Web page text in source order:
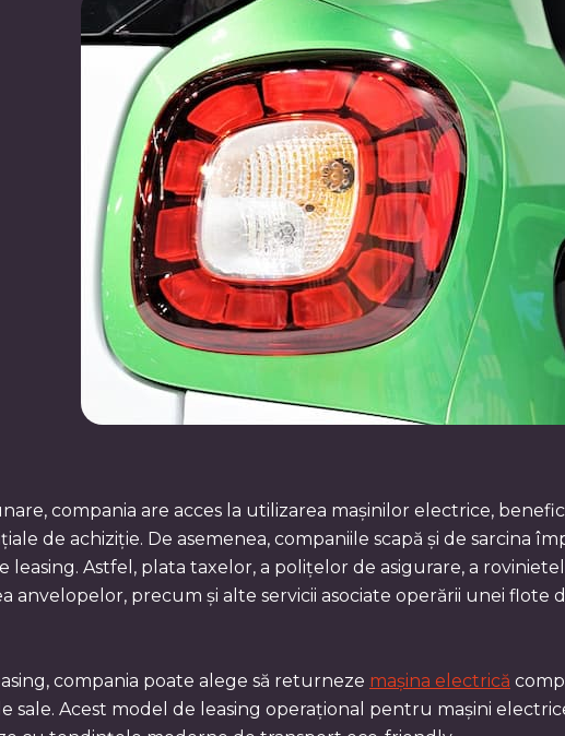
compania are acces la utilizarea mașinilor electrice,
de achiziție. De asemenea, companiile scapă și de sarcina
Astfel, plata taxelor, a polițelor de asigurare, a
anvelopelor, precum și alte servicii asociate operării unei
compania poate alege să returneze mașina electrică
sale. Acest model de leasing operațional pentru mașini